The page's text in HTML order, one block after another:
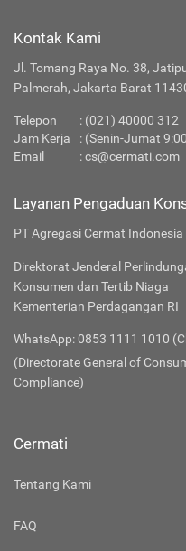
Kontak Kami
Jl. Tomang Raya No. 38,
Palmerah, Jakarta Barat
Telepon : (021) 40000 312
Jam Kerja
: (Senin-Jumat
Email
:cs@cermati.com
Layanan Pengaduan
PT Agregasi Cermat
Direktorat Jenderal
Konsumen dan Tertib Niaga
Kementerian Perdagangan RI
WhatsApp: 0853 1111 1010
(Directorate General of
Compliance)
Cermati
Tentang Kami
FAQ